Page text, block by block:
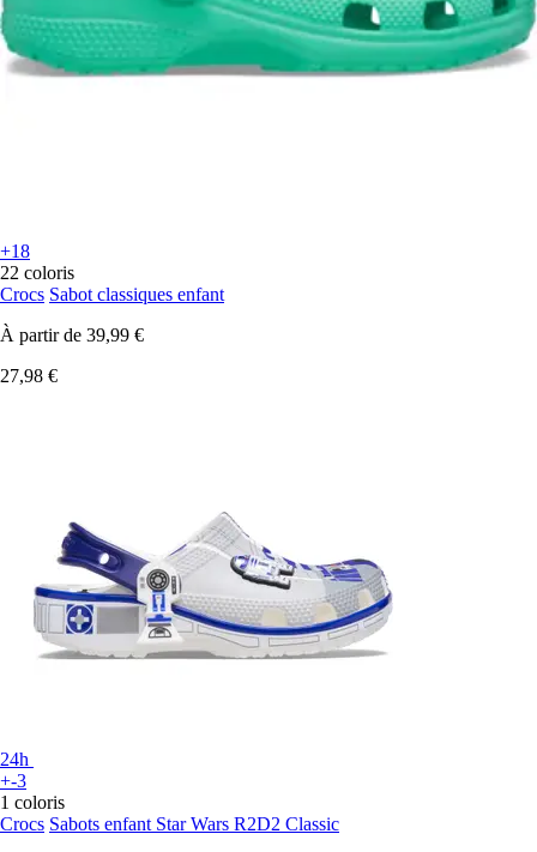
+18
22 coloris
Crocs Sabot classiques enfant
À partir de 39,99 €
27,98 €
24h
+-3
1 coloris
Crocs Sabots enfant Star Wars R2D2 Classic